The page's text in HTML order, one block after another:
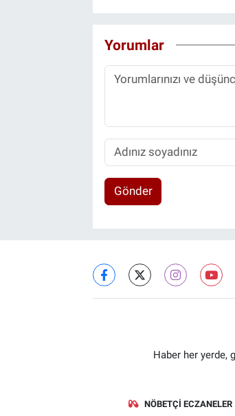
Yorumlar
Gönder
Haber her yerde,
NÖBETÇI ECZANELER